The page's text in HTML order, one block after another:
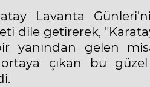
Lavanta
dile getirerek,
yanından gelen
çıkan bu